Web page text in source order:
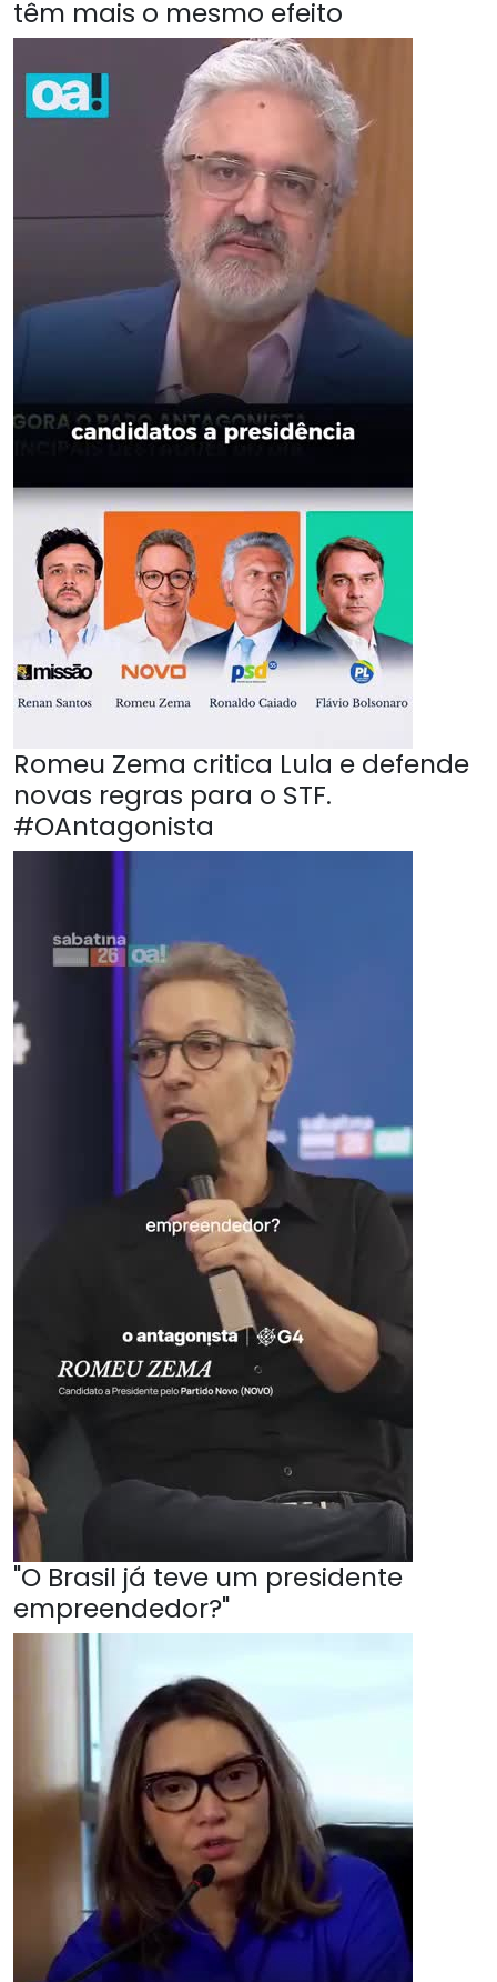
têm mais o mesmo efeito
Romeu Zema critica Lula e defende
novas regras para o STF.
#OAntagonista
"O Brasil já teve um presidente
empreendedor?"